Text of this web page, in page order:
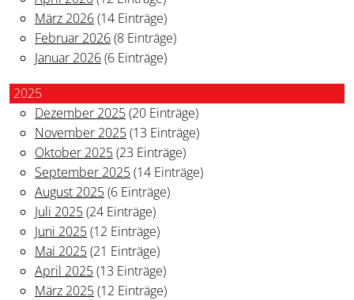
März 2026(14 Einträge)
Februar 2026(8 Einträge)
Januar 2026(6 Einträge)
2025
Dezember 2025(20 Einträge)
November 2025(13 Einträge)
Oktober 2025(23 Einträge)
September 2025(14 Einträge)
August 2025(6 Einträge)
Juli 2025(24 Einträge)
Juni 2025(12 Einträge)
Mai 2025(21 Einträge)
April 2025(13 Einträge)
März 2025(12 Einträge)